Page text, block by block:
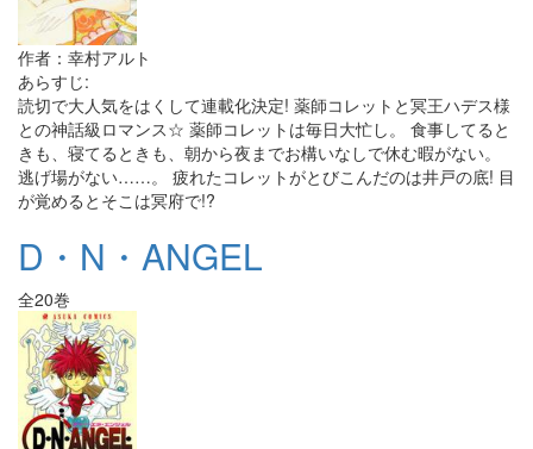
作者：幸村アルト
あらすじ:
読切で大人気をはくして連載化決定! 薬師コレットと冥王ハデス様
との神話級ロマンス☆ 薬師コレットは毎日大忙し。 食事してると
きも、寝てるときも、朝から夜までお構いなしで休む暇がない。
逃げ場がない……。 疲れたコレットがとびこんだのは井戸の底! 目
が覚めるとそこは冥府で!?
D・N・ANGEL
全20巻